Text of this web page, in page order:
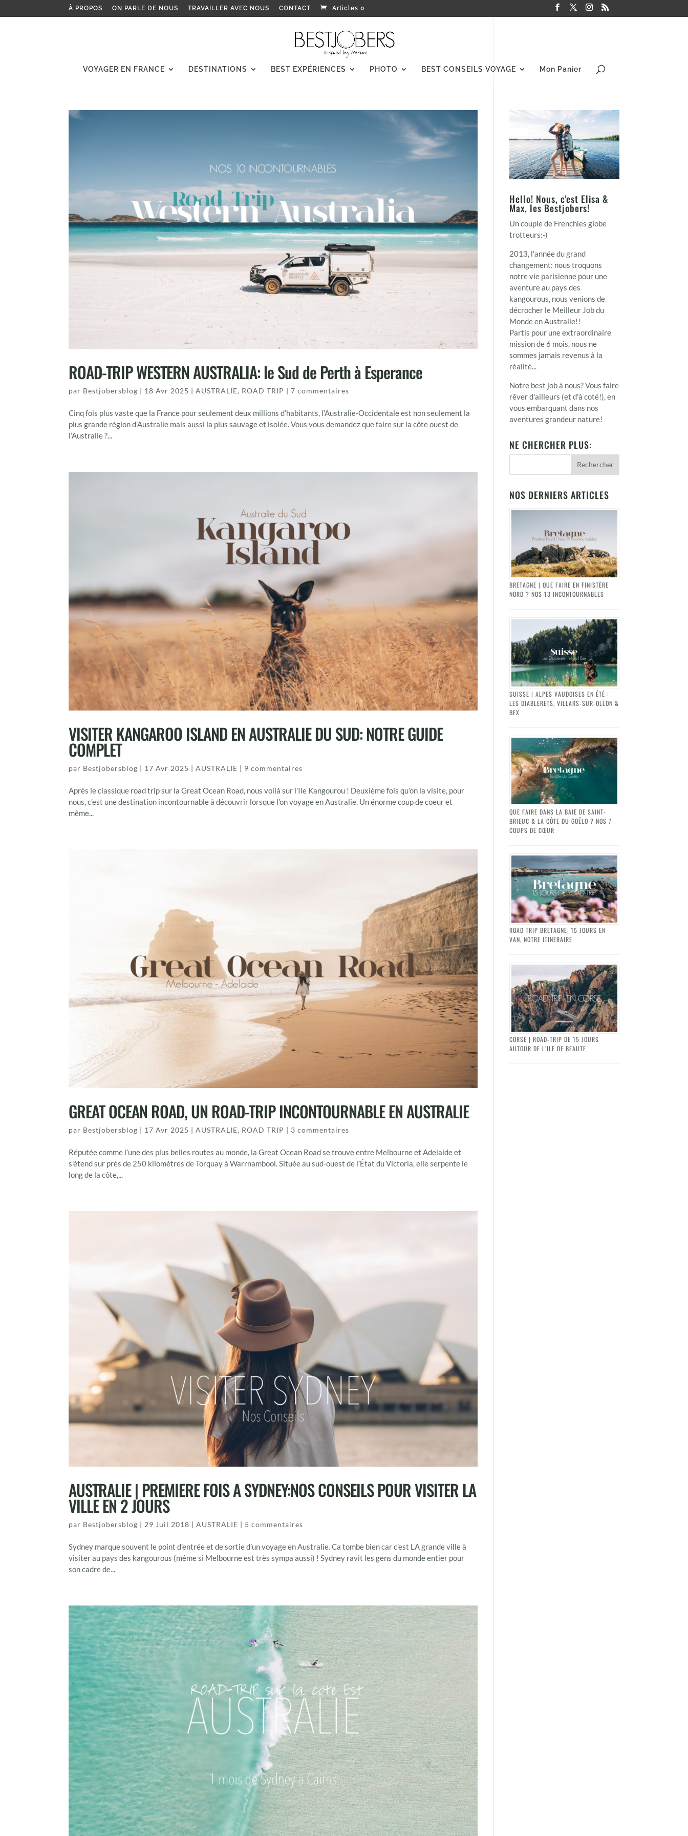
À PROPOS ON PARLE DE NOUS TRAVAILLER AVEC NOUS CONTACT Articles 0
VOYAGER EN FRANCE DESTINATIONS BEST EXPÉRIENCES PHOTO BEST CONSEILS VOYAGE Mon Panier
ROAD-TRIP WESTERN AUSTRALIA: le Sud de Perth à Esperance
par Bestjobersblog | 18 Avr 2025 |AUSTRALIE, ROAD TRIP |7 commentaires
Cinq fois plus vaste que la France pour seulement deux millions d’habitants, l’Australie-Occidentale est non seulement la
plus grande région d’Australie mais aussi la plus sauvage et isolée. Vous vous demandez que faire sur la côte ouest de
l’Australie ?...
VISITER KANGAROO ISLAND EN AUSTRALIE DU SUD: NOTRE GUIDE
COMPLET
par Bestjobersblog | 17 Avr 2025 |AUSTRALIE | 9 commentaires
Après le classique road trip sur la Great Ocean Road, nous voilà sur l’Ile Kangourou ! Deuxième fois qu’on la visite, pour
nous, c’est une destination incontournable à découvrir lorsque l’on voyage en Australie. Un énorme coup de coeur et
même...
GREAT OCEAN ROAD, UN ROAD-TRIP INCONTOURNABLE EN AUSTRALIE
par Bestjobersblog | 17 Avr 2025 |AUSTRALIE, ROAD TRIP | 3 commentaires
Réputée comme l’une des plus belles routes au monde, la Great Ocean Road se trouve entre Melbourne et Adelaide et
s’étend sur près de 250 kilomètres de Torquay à Warrnambool. Située au sud-ouest de l’État du Victoria, elle serpente le
long de la côte,...
AUSTRALIE | PREMIERE FOIS A SYDNEY:NOS CONSEILS POUR VISITER LA
VILLE EN 2 JOURS
par Bestjobersblog | 29 Juil 2018 |AUSTRALIE | 5 commentaires
Sydney marque souvent le point d’entrée et de sortie d’un voyage en Australie. Ca tombe bien car c’est LA grande ville à
visiter au pays des kangourous (même si Melbourne est très sympa aussi) ! Sydney ravit les gens du monde entier pour
son cadre de...
Hello! Nous, c’est Elisa &
Max, les Bestjobers!
Un couple de Frenchies globe
trotteurs:-)
2013, l'année du grand
changement: nous troquons
notre vie parisienne pour une
aventure au pays des
kangourous, nous venions de
décrocher le Meilleur Job du
Monde en Australie!!
Partis pour une extraordinaire
mission de 6 mois, nous ne
sommes jamais revenus à la
réalité...
Notre best job à nous? Vous faire
rêver d'ailleurs (et d'à coté!), en
vous embarquant dans nos
aventures grandeur nature!
NE CHERCHER PLUS:
NOS DERNIERS ARTICLES
BRETAGNE | QUE FAIRE EN FINISTÈRE
NORD ? NOS 13 INCONTOURNABLES
SUISSE | ALPES VAUDOISES EN ÉTÉ :
LES DIABLERETS, VILLARS-SUR-OLLON &
BEX
QUE FAIRE DANS LA BAIE DE SAINT-
BRIEUC & LA CÔTE DU GOËLO ? NOS 7
COUPS DE CŒUR
ROAD TRIP BRETAGNE: 15 JOURS EN
VAN, NOTRE ITINERAIRE
CORSE | ROAD-TRIP DE 15 JOURS
AUTOUR DE L’ILE DE BEAUTE